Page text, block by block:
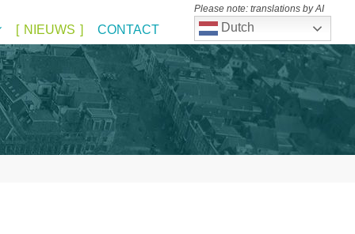
NIEUWS CONTACT Dutch
Please note: translations by AI